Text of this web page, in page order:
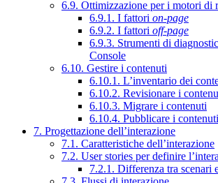
6.9. Ottimizzazione per i motori di
6.9.1. I fattori on-page
6.9.2. I fattori off-page
6.9.3. Strumenti di
Console
6.10. Gestire i contenuti
6.10.1. L’inventario dei
6.10.2. Revisionare i
6.10.3. Migrare i contenuti
6.10.4. Pubblicare i contenuti
7. Progettazione dell’interazione
7.1. Caratteristiche dell’interazione
7.2. User stories per definire
7.2.1. Differenza tra scenari